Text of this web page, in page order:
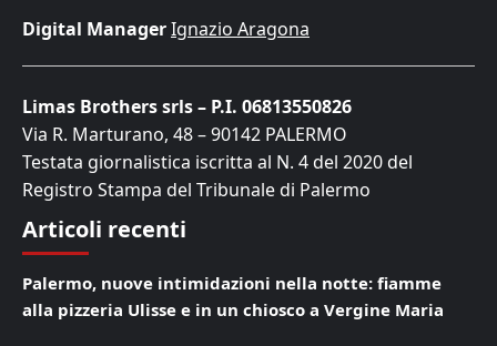
Digital ManagerIgnazio Aragona
Limas Brothers srls – P.I. 06813550826
Via R. Marturano, 48 – 90142 PALERMO
Testata giornalistica iscritta al N. 4 del 2020 del
Registro Stampa del Tribunale di Palermo
Articoli recenti
Palermo, nuove intimidazioni nella notte: fiamme
alla pizzeria Ulisse e in un chiosco a Vergine Maria